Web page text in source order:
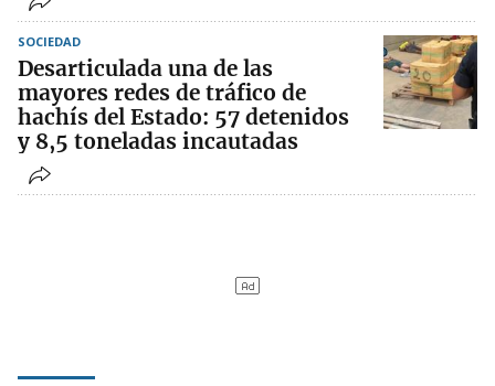
SOCIEDAD
Desarticulada una de las
mayores redes de tráfico de
hachís del Estado: 57 detenidos
y 8,5 toneladas incautadas